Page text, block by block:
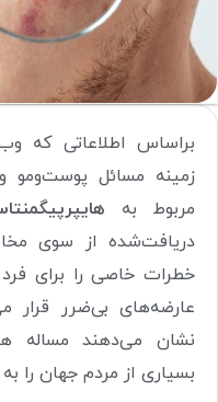
براساس اطلاعاتی که
زمینه مسائل پوست‌ومو و
مربوط به‌
دریافت‌شده از سوی
خطرات خاصی را برای فرد
عارضه‌های بی‌ضرر قرار
نشان می‌دهند مساله
بسیاری از مردم جهان را